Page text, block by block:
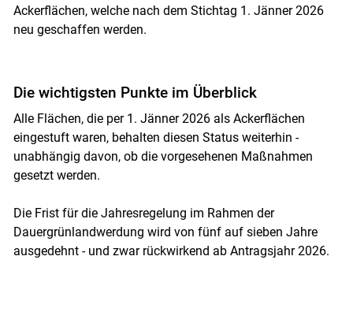
Skip to main content
Ackerflächen, welche nach dem Stichtag 1. Jänner 2026
neu geschaffen werden.
Die wichtigsten Punkte im Überblick
Alle Flächen, die per 1. Jänner 2026 als Ackerflächen
eingestuft waren, behalten diesen Status weiterhin -
unabhängig davon, ob die vorgesehenen Maßnahmen
gesetzt werden.
Die Frist für die Jahresregelung im Rahmen der
Dauergrünlandwerdung wird von fünf auf sieben Jahre
ausgedehnt - und zwar rückwirkend ab Antragsjahr 2026.